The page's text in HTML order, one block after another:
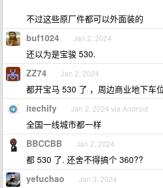
不过这些原厂件都可以外面装的
buf1024 Jan 2, 2024
还以为是宝骏 530.
ZZ74 Jan 2, 2024
都开宝马 530 了 ，周边商业地下车
itechify Jan 2, 2024 via Android
全国一线城市都一样
BBCCBB Jan 2, 2024
都 530 了. 还舍不得搞个 360??
yefuchao Jan 3, 2024